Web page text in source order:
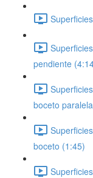
pendiente
boceto
boceto (1:45)